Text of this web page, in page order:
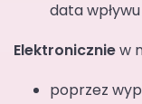
data
Elektroniczniew
poprzez